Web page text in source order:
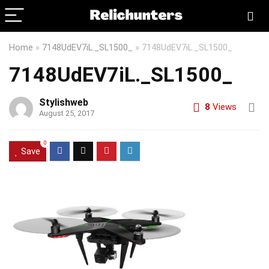
Home » 7148UdEV7iL._SL1500_ » 7148UdEV7iL._SL1500_
7148UdEV7iL._SL1500_
Stylishweb
August 25, 2017
8 Views
Save
0